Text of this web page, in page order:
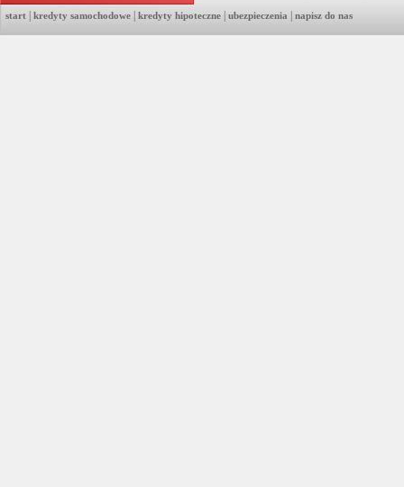
start kredyty samochodowe kredyty hipoteczne ubezpieczenia napisz do nas